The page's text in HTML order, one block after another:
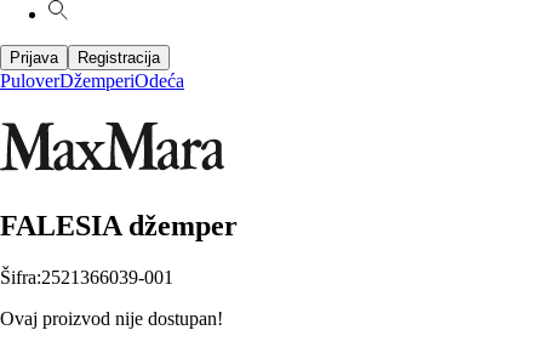
Prijava Registracija
PuloverDžemperiOdeća
FALESIA džemper
Šifra:2521366039-001
Ovaj proizvod nije dostupan!